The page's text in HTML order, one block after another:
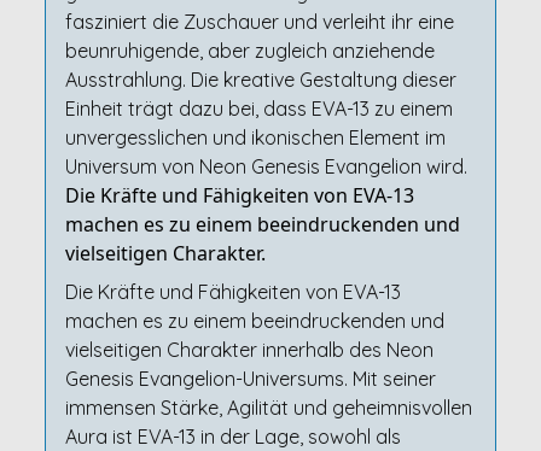
fasziniert die Zuschauer und verleiht ihr eine
beunruhigende, aber zugleich anziehende
Ausstrahlung. Die kreative Gestaltung dieser
Einheit trägt dazu bei, dass EVA-13 zu einem
unvergesslichen und ikonischen Element im
Universum von Neon Genesis Evangelion wird.
Die Kräfte und Fähigkeiten von EVA-13
machen es zu einem beeindruckenden und
vielseitigen Charakter.
Die Kräfte und Fähigkeiten von EVA-13
machen es zu einem beeindruckenden und
vielseitigen Charakter innerhalb des Neon
Genesis Evangelion-Universums. Mit seiner
immensen Stärke, Agilität und geheimnisvollen
Aura ist EVA-13 in der Lage, sowohl als